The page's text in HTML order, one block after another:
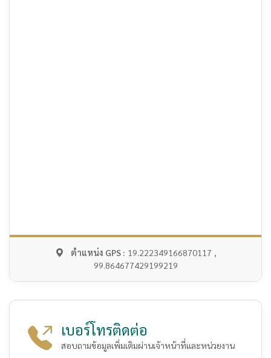
ตำแหน่ง GPS : 19.222349166870117 ,
99.864677429199219
เบอร์โทรติดต่อ
สอบถามข้อมูลเพิ่มเติมผ่านเจ้าหน้าที่และหน่วยงาน